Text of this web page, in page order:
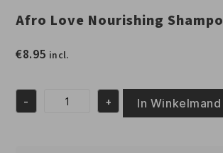
Afro Love Nourishing
€8.95 incl.
Afro
- + In Winkelmand